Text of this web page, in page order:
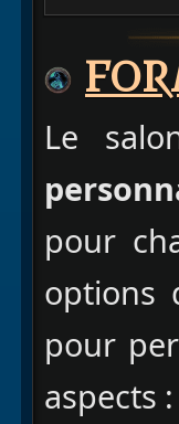
Le
pour
options
pour
aspects :